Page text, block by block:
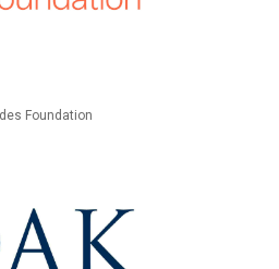
Foundation